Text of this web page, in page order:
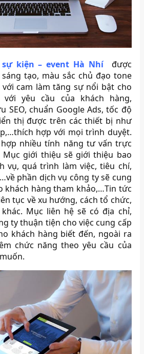
sự kiện – event Hà Nhí
được
tạo, màu sắc chủ đạo tone
cam làm tăng sự nổi bật cho
yêu cầu của khách hàng,
SEO, chuẩn Google Ads, tốc độ
thị được trên các thiết bị như
hợp với mọi trình duyệt.
nhiều tính năng tư vấn trực
giới thiệu sẽ giới thiệu bao
vụ, quá trình làm việc, tiêu chí,
phần dịch vụ công ty sẽ cung
khách hàng tham khảo,…Tin tức
tục về xu hướng, cách tổ chức,
Mục liên hệ sẽ có địa chỉ,
ty thuận tiện cho việc cung cấp
khách hàng biết đến, ngoài ra
chức năng theo yêu cầu của